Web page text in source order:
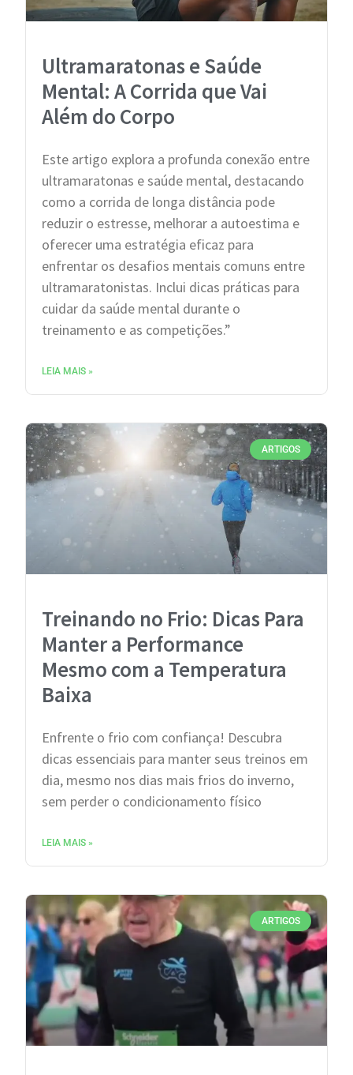
Ultramaratonas e Saúde
Mental: A Corrida que Vai
Além do Corpo
Este artigo explora a profunda conexão entre
ultramaratonas e saúde mental, destacando
como a corrida de longa distância pode
reduzir o estresse, melhorar a autoestima e
oferecer uma estratégia eficaz para
enfrentar os desafios mentais comuns entre
ultramaratonistas. Inclui dicas práticas para
cuidar da saúde mental durante o
treinamento e as competições.”
LEIA MAIS »
ARTIGOS
Treinando no Frio: Dicas Para
Manter a Performance
Mesmo com a Temperatura
Baixa
Enfrente o frio com confiança! Descubra
dicas essenciais para manter seus treinos em
dia, mesmo nos dias mais frios do inverno,
sem perder o condicionamento físico
LEIA MAIS »
ARTIGOS